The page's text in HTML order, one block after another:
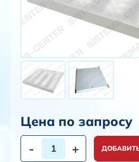
Цена по запросу
- +